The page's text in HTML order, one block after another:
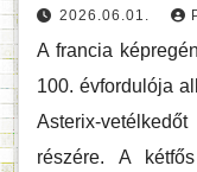
2026.06.01.
A francia
100. évfordulója
Asterix-
részére. A